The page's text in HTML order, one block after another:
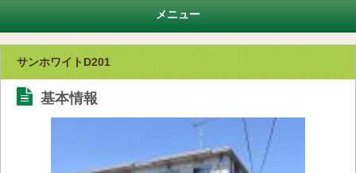
メニュー
サンホワイトD201
基本情報